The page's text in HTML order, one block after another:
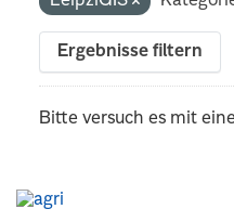
Ergebnisse filtern
Bitte versuch es mit